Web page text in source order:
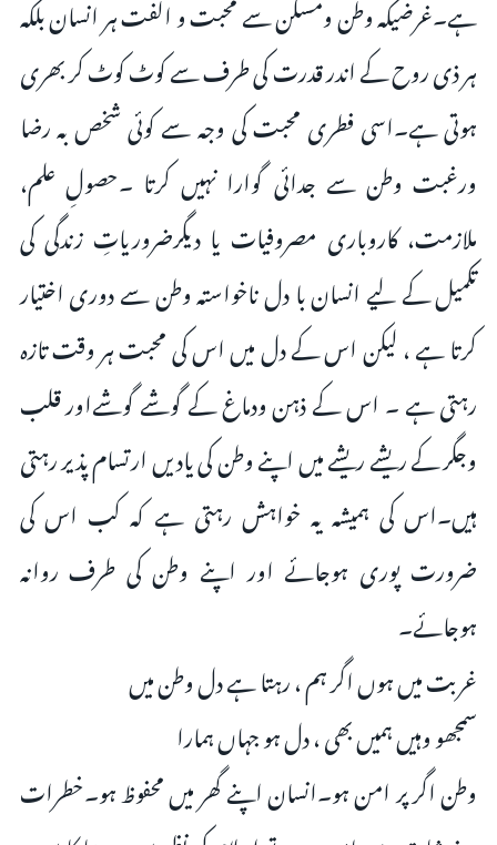
ہے۔غرضیکہ وطن ومسکن سے محبت و الفت ہر انسان بلکہ
ہر ذی روح کے اندر قدرت کی طرف سے کوٹ کوٹ کر بھری
ہوتی ہے۔اسی فطری محبت کی وجہ سے کوئی شخص بہ رضا
ورغبت وطن سے جدائی گوارا نہیں کرتا ۔حصولِ علم،
ملازمت، کاروباری مصروفیات یا دیگرضروریاتِ زندگی کی
تکمیل کے لیے انسان با دل ناخواستہ وطن سے دوری اختیار
کرتا ہے ، لیکن اس کے دل میں اس کی محبت ہر وقت تازہ
رہتی ہے ۔ اس کے ذہن ودماغ کے گوشے گوشےاور قلب
وجگر کے ریشے ریشے میں اپنے وطن کی یادیں ارتسام پذیر رہتی
ہیں۔اس کی ہمیشہ یہ خواہش رہتی ہے کہ كب اس كی
ضرورت پوری ہوجائے اور اپنے وطن کی طرف روانہ
ہوجائے۔
غربت میں ہوں اگر ہم ، رہتا ہے دل وطن میں
سمجھو وہیں ہمیں بھی ، دل ہو جہاں ہمارا
وطن اگر پر امن ہو۔انسان اپنے گھر میں محفوظ ہو۔خطرات